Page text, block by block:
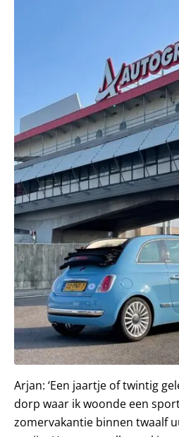
Arjan: ‘Een jaartje of twintig
dorp waar ik woonde een
zomervakantie binnen twaalf